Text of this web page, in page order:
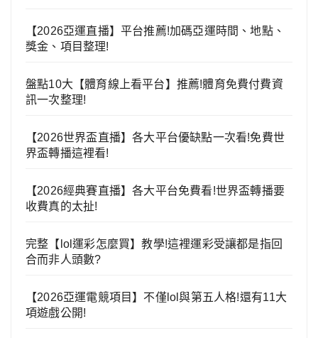
【2026亞運直播】平台推薦!加碼亞運時間、地點、
獎金、項目整理!
盤點10大【體育線上看平台】推薦!體育免費付費資
訊一次整理!
【2026世界盃直播】各大平台優缺點一次看!免費世
界盃轉播這裡看!
【2026經典賽直播】各大平台免費看!世界盃轉播要
收費真的太扯!
完整【lol運彩怎麼買】教學!這裡運彩受讓都是指回
合而非人頭數?
【2026亞運電競項目】不僅lol與第五人格!還有11大
項遊戲公開!